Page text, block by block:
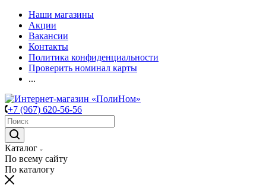
Наши магазины
Акции
Вакансии
Контакты
Политика конфиденциальности
Проверить номинал карты
...
+7 (967) 620-56-56
Каталог
По всему сайту
По каталогу